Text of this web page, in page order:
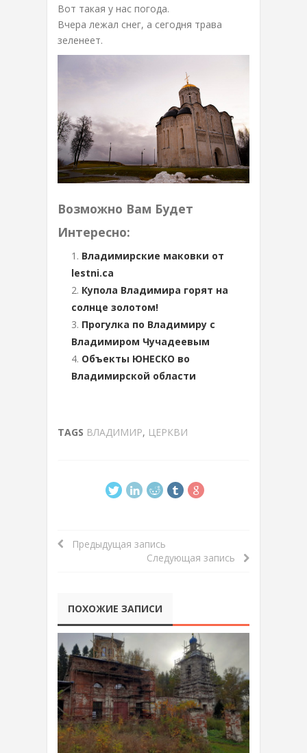
Вот такая у нас погода.
Вчера лежал снег, а сегодня трава
зеленеет.
Возможно Вам Будет
Интересно:
Владимирские маковки от
lestni.ca
Купола Владимира горят на
солнце золотом!
Прогулка по Владимиру с
Владимиром Чучадеевым
Объекты ЮНЕСКО во
Владимирской области
TAGS ВЛАДИМИР, ЦЕРКВИ
Предыдущая запись
Следующая запись
ПОХОЖИЕ ЗАПИСИ